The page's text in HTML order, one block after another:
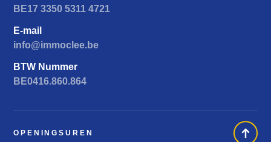
BE17 3350 5311 4721
E-mail
info@immoclee.be
BTW Nummer
BE0416.860.864
OPENINGSUREN